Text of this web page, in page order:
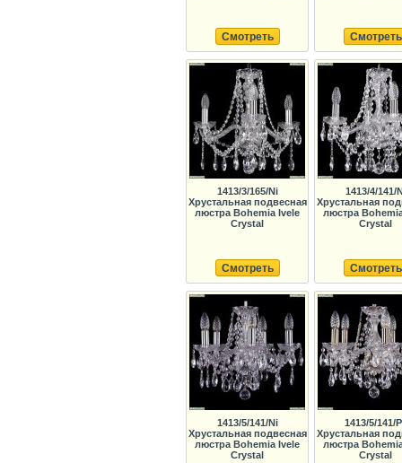
Смотреть Смотреть
1413/3/165/Ni
Хрустальная подвесная
люстра Bohemia Ivele
Crystal
Смотреть
1413/4/141/
Хрустальная
люстра
Crystal
Смотреть
1413/5/141/Ni
Хрустальная подвесная
люстра Bohemia Ivele
Crystal
1413/5/141/
Хрустальная
люстра
Crystal